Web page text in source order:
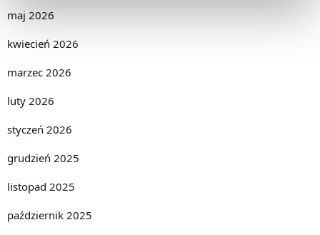
maj 2026
kwiecień 2026
marzec 2026
luty 2026
styczeń 2026
grudzień 2025
listopad 2025
październik 2025